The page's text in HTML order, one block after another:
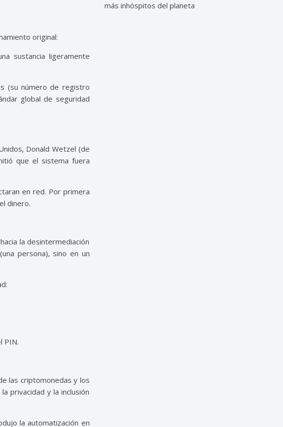
original:
sustancia ligeramente
(su número de registro
global de seguridad
Donald Wetzel (de
que el sistema fuera
en red. Por primera
dinero.
la desintermediación
persona), sino en un
PIN.
las criptomonedas y los
privacidad y la inclusión
la automatización en
más inhóspitos del planeta